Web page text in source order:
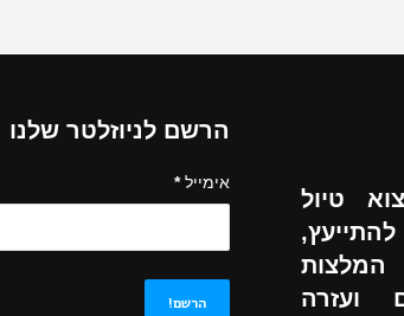
טיול
ועזרה
הרשם לניוזלטר שלנו
אימייל*